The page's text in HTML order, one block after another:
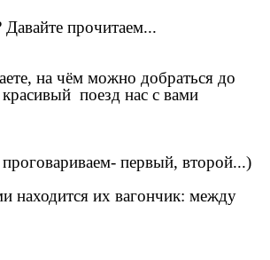
Давайте прочитаем...
на чём можно добраться до
поезд нас с вами
первый, второй...)
находится их вагончик: между